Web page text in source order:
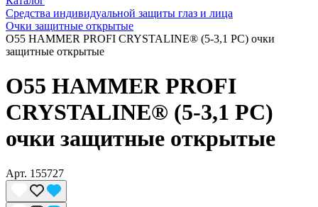
Средства индивидуальной защиты глаз и лица
Очки защитные открытые
О55 HAMMER PROFI CRYSTALINE® (5-3,1 PC) очки
защитные открытые
О55 HAMMER PROFI
CRYSTALINE® (5-3,1 PC)
очки защитные открытые
Арт. 155727